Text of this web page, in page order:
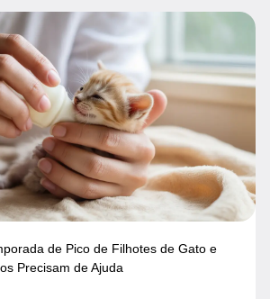
de Pico de Filhotes de Gato e
Precisam de Ajuda